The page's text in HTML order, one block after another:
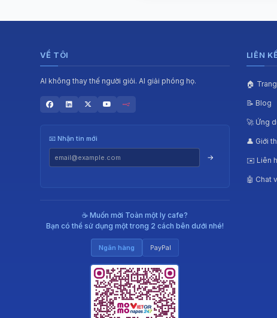
VỀ TÔI
AI không thay thế người giỏi. AI giải phóng họ.
📧 Nhận tin mới
→
☕ Muốn mời Toàn một ly cafe?
Bạn có thể sử dụng một trong 2 cách bên dưới nhé!
Ngân hàng PayPal
LIÊN
🏠
📝 Blog
🚀 Ứng
👤 Giới
✉️ Liên
🤖 Chat